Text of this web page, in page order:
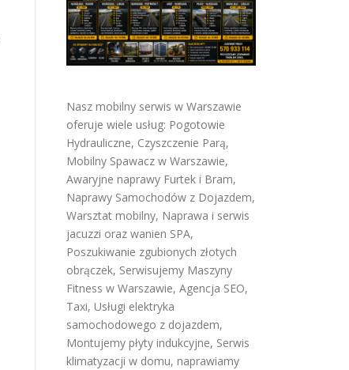
Nasz mobilny serwis w Warszawie
oferuje wiele usług: Pogotowie
Hydrauliczne, Czyszczenie Parą,
Mobilny Spawacz w Warszawie,
Awaryjne naprawy Furtek i Bram,
Naprawy Samochodów z Dojazdem,
Warsztat mobilny, Naprawa i serwis
jacuzzi oraz wanien SPA,
Poszukiwanie zgubionych złotych
obrączek, Serwisujemy Maszyny
Fitness w Warszawie, Agencja SEO,
Taxi, Usługi elektryka
samochodowego z dojazdem,
Montujemy płyty indukcyjne, Serwis
klimatyzacji w domu, naprawiamy